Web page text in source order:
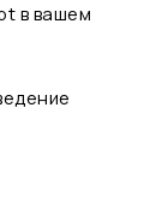
в вашем